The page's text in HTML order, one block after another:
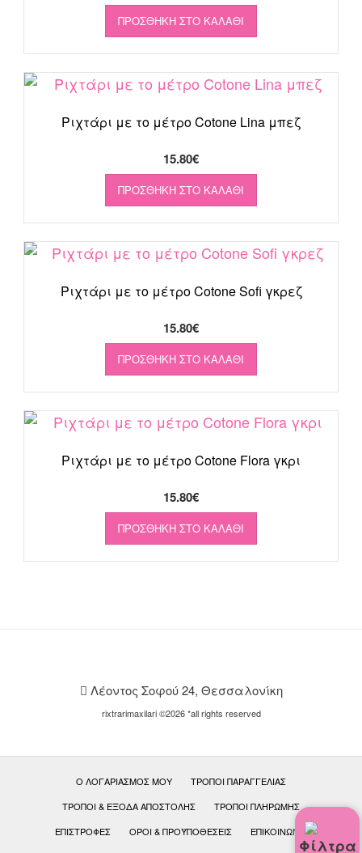
ΠΡΟΣΘΉΚΗ ΣΤΟ ΚΑΛΆΘΙ
Ριχτάρι με το μέτρο Cotone Lina μπεζ
15.80€
ΠΡΟΣΘΉΚΗ ΣΤΟ ΚΑΛΆΘΙ
Ριχτάρι με το μέτρο Cotone Sofi γκρεζ
15.80€
ΠΡΟΣΘΉΚΗ ΣΤΟ ΚΑΛΆΘΙ
Ριχτάρι με το μέτρο Cotone Flora γκρι
15.80€
ΠΡΟΣΘΉΚΗ ΣΤΟ ΚΑΛΆΘΙ
Λέοντος Σοφού 24, Θεσσαλονίκη
rixtrarimaxilari ©2026 *all rights reserved
Ο ΛΟΓΑΡΙΑΣΜΌΣ ΜΟΥ
ΤΡΌΠΟΙ ΠΑΡΑΓΓΕΛΊΑΣ
ΤΡΌΠΟΙ & ΈΞΟΔΑ ΑΠΟΣΤΟΛΉΣ
ΤΡΌΠΟΙ ΠΛΗΡΩΜΉΣ
ΕΠΙΣΤΡΟΦΈΣ
ΟΡΟΙ & ΠΡΟΫΠΟΘΕΣΕΙΣ
ΕΠΙΚΟΙΝΩΝΊΑ
Φίλτρα